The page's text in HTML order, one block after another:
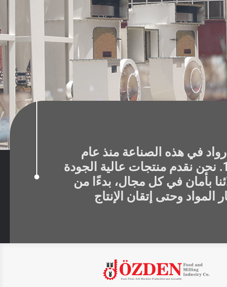
في هذه الصناعة منذ عام
1993. نحن نقدم منتجات عالية الجودة
بأمان في كل مجال، بدءًا من